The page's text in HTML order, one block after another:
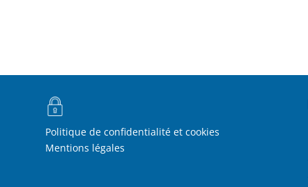
Politique de confidentialité et cookies
Mentions légales